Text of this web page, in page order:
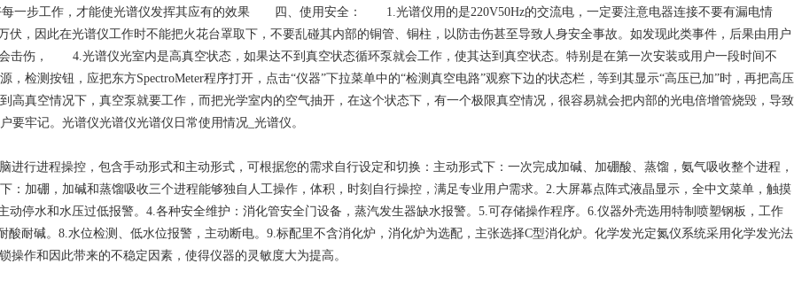
步工作，才能使光谱仪发挥其应有的效果 四、使用安全： 1.光谱仪用的是220V50Hz的交流电，一定要注意电器连接不要有漏电情
因此在光谱仪工作时不能把火花台罩取下，不要乱碰其内部的铜管、铜柱，以防击伤甚至导致人身安全事故。如发现此类事件，后果由用户
伤， 4.光谱仪光室内是高真空状态，如果达不到真空状态循环泵就会工作，使其达到真空状态。特别是在第一次安装或用户一段时间不
检测按钮，应把东方SpectroMeter程序打开，点击“仪器”下拉菜单中的“检测真空电路”观察下边的状态栏，等到其显示“高压已加”时，再把高压
高真空情况下，真空泵就要工作，而把光学室内的空气抽开，在这个状态下，有一个极限真空情况，很容易就会把内部的光电倍增管烧毁，导致
牢记。光谱仪光谱仪光谱仪日常使用情况_光谱仪。
进行进程操控，包含手动形式和主动形式，可根据您的需求自行设定和切换：主动形式下：一次完成加碱、加硼酸、蒸馏，氨气吸收整个进程，
：加硼，加碱和蒸馏吸收三个进程能够独自人工操作，体积，时刻自行操控，满足专业用户需求。2.大屏幕点阵式液晶显示，全中文菜单，触摸
停水和水压过低报警。4.各种安全维护：消化管安全门设备，蒸汽发生器缺水报警。5.可存储操作程序。6.仪器外壳选用特制喷塑钢板，工作
耐碱。8.水位检测、低水位报警，主动断电。9.标配里不含消化炉，消化炉为选配，主张选择C型消化炉。化学发光定氮仪系统采用化学发光法
作和因此带来的不稳定因素，使得仪器的灵敏度大为提高。